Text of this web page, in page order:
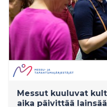
Messut kuuluvat
aika päivittää